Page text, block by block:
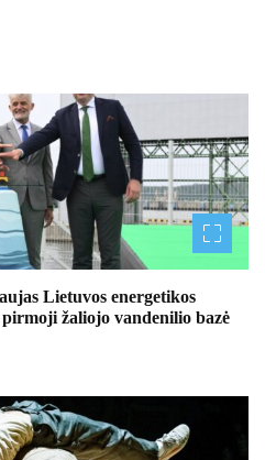
Lietuvos energetikos
žaliojo vandenilio bazė